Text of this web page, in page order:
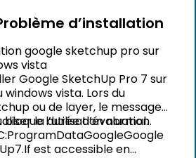
d’installation
google sketchup pro sur
vista
Google SketchUp Pro 7 sur
vista. Lors du
ou de layer, le message
l’utilisation normal:
la durée d’évaluation.
est accessible en